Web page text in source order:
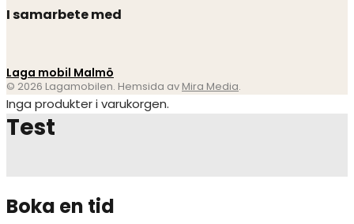
I samarbete med
Laga mobil Malmö
© 2026 Lagamobilen. Hemsida av Mira Media.
Inga produkter i varukorgen.
Test
Boka en tid